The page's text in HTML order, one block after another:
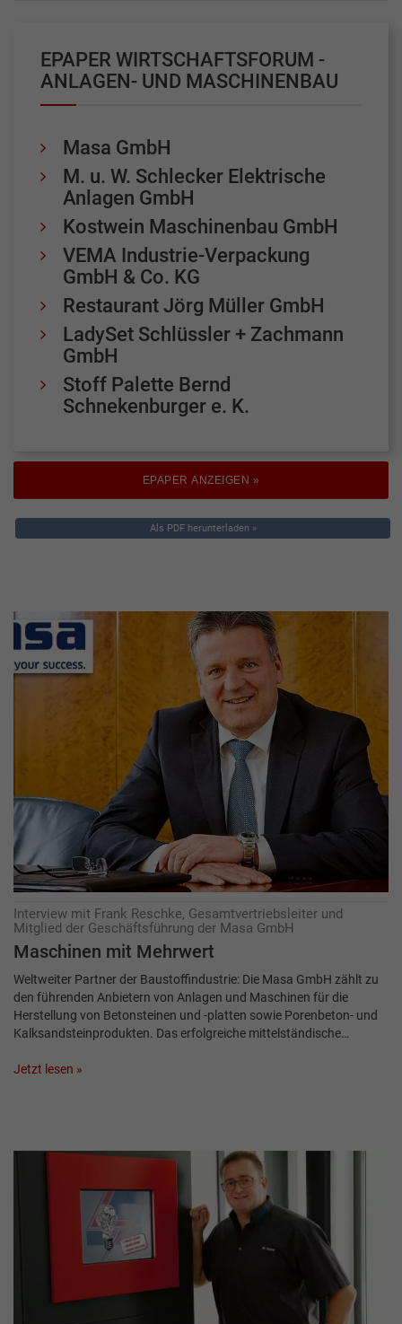
EPAPER WIRTSCHAFTSFORUM -
ANLAGEN- UND MASCHINENBAU
Masa GmbH
M. u. W. Schlecker Elektrische
Anlagen GmbH
Kostwein Maschinenbau GmbH
VEMA Industrie-Verpackung
GmbH & Co. KG
Restaurant Jörg Müller GmbH
LadySet Schlüssler + Zachmann
GmbH
Stoff Palette Bernd
Schnekenburger e. K.
EPAPER ANZEIGEN »
Als PDF herunterladen »
Interview mit Frank Reschke, Gesamtvertriebsleiter und
Mitglied der Geschäftsführung der Masa GmbH
Maschinen mit Mehrwert
Weltweiter Partner der Baustoffindustrie: Die Masa GmbH zählt zu
den führenden Anbietern von Anlagen und Maschinen für die
Herstellung von Betonsteinen und -platten sowie Porenbeton- und
Kalksandsteinprodukten. Das erfolgreiche mittelständische…
Jetzt lesen »